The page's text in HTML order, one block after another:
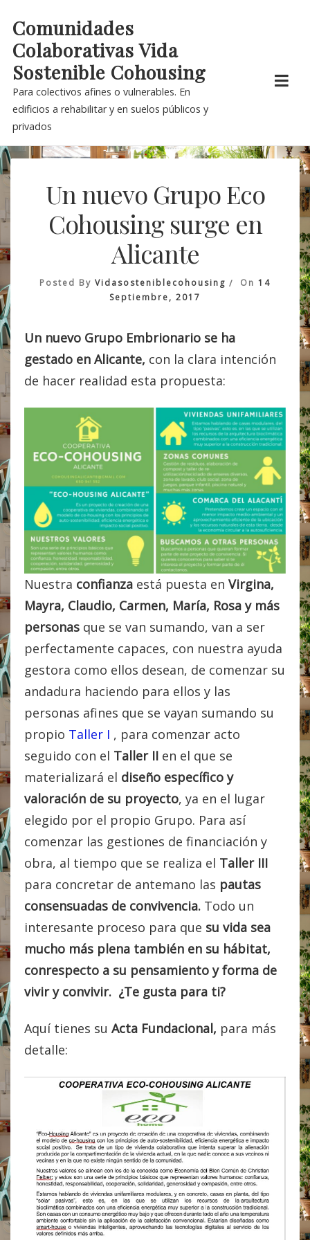
content
Comunidades
Colaborativas Vida
Sostenible Cohousing
Para colectivos afines o vulnerables. En
edificios a rehabilitar y en suelos públicos y
privados
Un nuevo Grupo Eco
Cohousing surge en
Alicante
Posted By Vidasosteniblecohousing On 14
Septiembre, 2017
Un nuevo Grupo Embrionario se ha
gestado en Alicante, con la clara intención
de hacer realidad esta propuesta:
Nuestra confianza está puesta en Virgina,
Mayra, Claudio, Carmen, María, Rosa y más
personas que se van sumando, van a ser
perfectamente capaces, con nuestra ayuda
gestora como ellos desean, de comenzar su
andadura haciendo para ellos y las
personas afines que se vayan sumando su
propio Taller I , para comenzar acto
seguido con el Taller II en el que se
materializará el diseño específico y
valoración de su proyecto, ya en el lugar
elegido por el propio Grupo. Para así
comenzar las gestiones de financiación y
obra, al tiempo que se realiza el Taller III
para concretar de antemano las pautas
consensuadas de convivencia. Todo un
interesante proceso para que su vida sea
mucho más plena también en su hábitat,
conrespecto a su pensamiento y forma de
vivir y convivir. ¿Te gusta para ti?
Aquí tienes su Acta Fundacional, para más
detalle: